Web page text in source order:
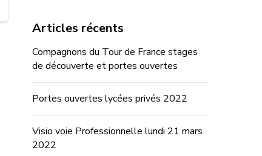
Articles récents
Compagnons du Tour de France stages
de découverte et portes ouvertes
Portes ouvertes lycées privés 2022
Visio voie Professionnelle lundi 21 mars
2022